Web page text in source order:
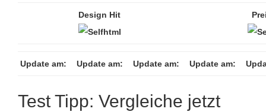
Design Hit
Update am: Update am: Update am: Update am:
Test Tipp: Vergleiche jetzt